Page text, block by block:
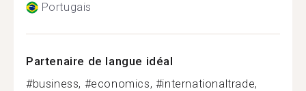
Portugais
Partenaire de langue idéal
#business, #economics, #internationaltrade,